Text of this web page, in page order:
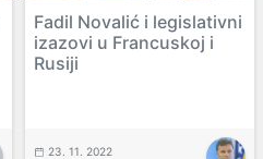
Fadil Novalić i legislativni
izazovi u Francuskoj i
Rusiji
23. 11. 2022